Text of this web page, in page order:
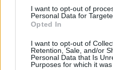
I want to opt-out of
Personal Data for
Opted In
I want to opt-out of
Retention, Sale, and/or
Personal Data that Is
Purposes for which it was